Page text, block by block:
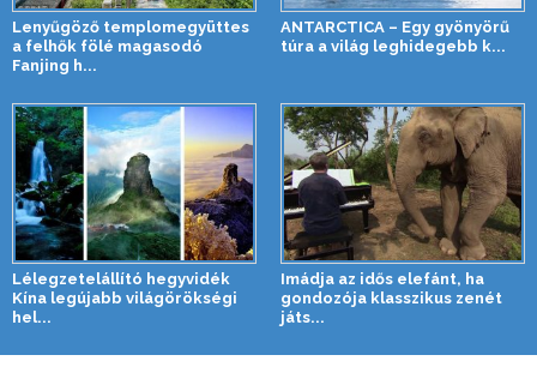
Lenyűgöző templomegyüttes
a felhők fölé magasodó
Fanjing h...
ANTARCTICA – Egy gyönyörű
túra a világ leghidegebb k...
Lélegzetelállító hegyvidék
Kína legújabb világörökségi
hel...
Imádja az idős elefánt, ha
gondozója klasszikus zenét
játs...